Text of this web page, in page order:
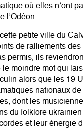
où elles n’ont
l’Odéon.
petite ville du
de ralliements
permis, ils
moindre mot qui
alors que les 19
nationaux
dont les
du folklore
et leur énergie